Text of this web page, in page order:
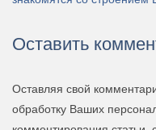
Оставить
Оставляя свой
обработку Ваших